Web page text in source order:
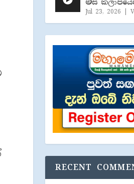
මස
Jul 23, 2026 |
RECENT